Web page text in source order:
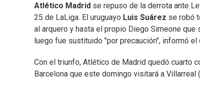
Atlético Madrid se repuso de la derrota ante
25 de LaLiga. El uruguayo Luis Suárez se robó
al arquero y hasta el propio Diego Simeone que
luego fue sustituido "por precaución", informó el
Con el triunfo, Atlético de Madrid quedó cuarto
Barcelona que este domingo visitará a